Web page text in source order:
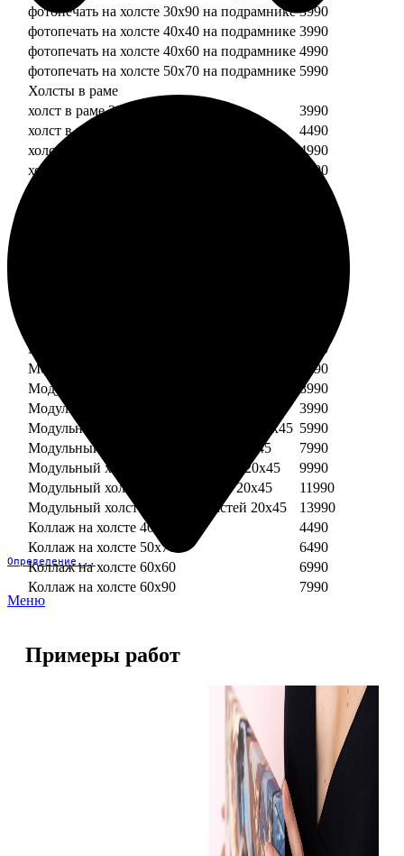
Определение...
Меню
фотопечать на холсте 30х90 на подрамнике 3990
фотопечать на холсте 40х40 на подрамнике 3990
фотопечать на холсте 40х60 на подрамнике 4990
фотопечать на холсте 50х70 на подрамнике 5990
Холсты в раме
холст в раме 20х20
3990
холст в раме 20х30
4490
холст в раме 30х30
4990
холст в раме 30х40
5490
Модульный холст из трех частей 30х40
7490
Модульный холст из двух частей 40х40
5990
Модульный холст из трех частей 40х40
8990
Модульный холст из трех частей 20х45
3990
Модульный холст из четырех частей 20х45 5990
Модульный холст из пяти частей 20х45
7990
Модульный холст из шести частей 20х45
9990
Модульный холст из семи частей 20х45
11990
Модульный холст из восьми частей 20х45
13990
Коллаж на холсте 40х40
4490
Коллаж на холсте 50х70
6490
Коллаж на холсте 60х60
6990
Коллаж на холсте 60х90
7990
Примеры работ